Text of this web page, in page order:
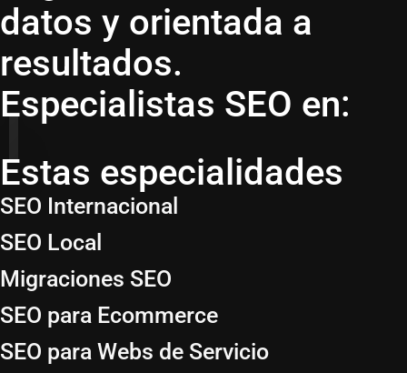
datos y orientada a
resultados.
Especialistas SEO en:
Estas especialidades
SEO Internacional
SEO Local
Migraciones SEO
SEO para Ecommerce
SEO para Webs de Servicio